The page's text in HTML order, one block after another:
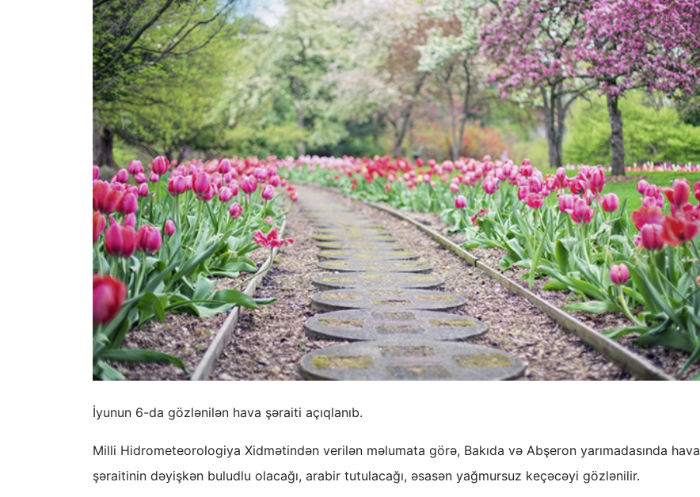
İyunun 6-da gözlənilən hava şəraiti açıqlanıb.
Milli Hidrometeorologiya Xidmətindən verilən məlumata görə, Bakıda və Abşeron yarımadasında hava
şəraitinin dəyişkən buludlu olacağı, arabir tutulacağı, əsasən yağmursuz keçəcəyi gözlənilir.